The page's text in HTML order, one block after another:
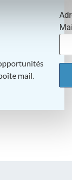
opportunités
mail.